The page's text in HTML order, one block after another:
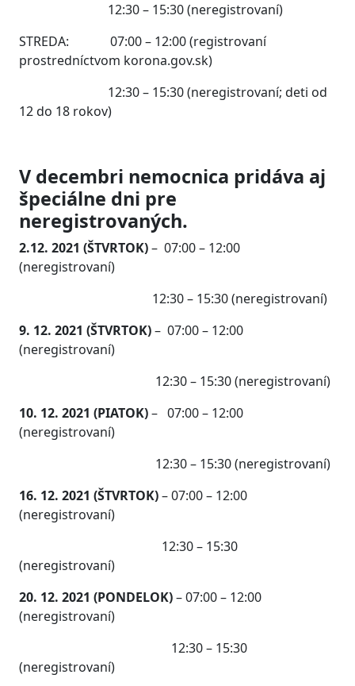
12:30 – 15:30 (neregistrovaní)
STREDA: 07:00 – 12:00 (registrovaní
prostredníctvom korona.gov.sk)
12:30 – 15:30 (neregistrovaní; deti od
12 do 18 rokov)
V decembri nemocnica pridáva aj
špeciálne dni pre
neregistrovaných.
2.12. 2021 (ŠTVRTOK)– 07:00 – 12:00
(neregistrovaní)
12:30 – 15:30 (neregistrovaní)
9. 12. 2021 (ŠTVRTOK)– 07:00 – 12:00
(neregistrovaní)
12:30 – 15:30 (neregistrovaní)
10. 12. 2021 (PIATOK)– 07:00 – 12:00
(neregistrovaní)
12:30 – 15:30 (neregistrovaní)
16. 12. 2021 (ŠTVRTOK)– 07:00 – 12:00
(neregistrovaní)
12:30 – 15:30
(neregistrovaní)
20. 12. 2021 (PONDELOK)– 07:00 – 12:00
(neregistrovaní)
12:30 – 15:30
(neregistrovaní)